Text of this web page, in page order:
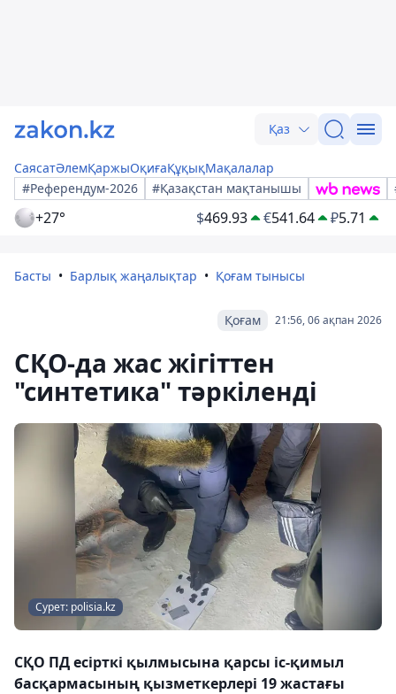
Қаз
СаясатӘлемҚаржыОқиғаҚұқықМақалалар
#Референдум-2026
#Қазақстан мақтанышы
+27° $469.93 €541.64 ₽5.71
Басты Барлық жаңалықтар Қоғам тынысы
21:56, 06 ақпан 2026
Қоғам
СҚО-да жас жігіттен
"синтетика" тәркіленді
Сурет: polisia.kz
СҚО ПД есірткі қылмысына қарсы іс-қимыл
басқармасының қызметкерлері 19 жастағы